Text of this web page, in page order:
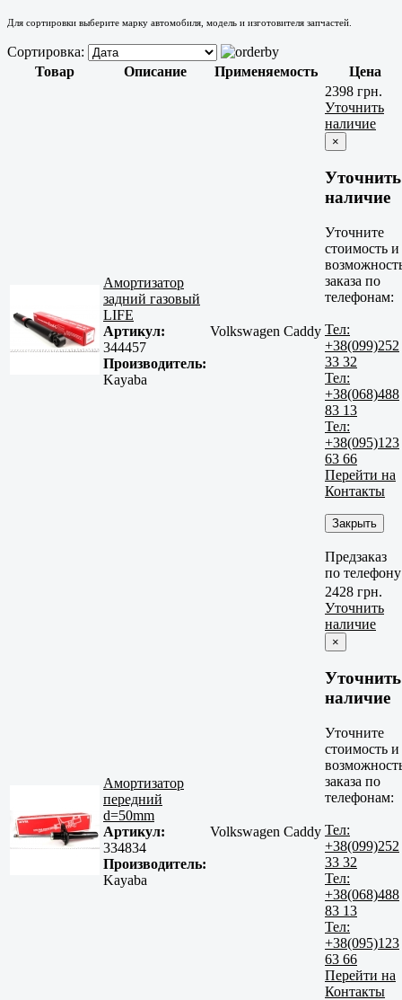
Для сортировки выберите марку автомобиля, модель и изготовителя запчастей.
Сортировка:
Товар
Описание Применяемость Цена
Амортизатор
задний газовый
LIFE
Артикул:
344457
Производитель:
Kayaba
Volkswagen Caddy
2398 грн.
Уточнить
наличие
×
Уточнить
наличие
Уточните
стоимость и
заказа по
телефонам:
Тел:
+38(099)252
33 32
Тел:
+38(068)488
83 13
Тел:
+38(095)123
63 66
Перейти на
Контакты
Закрыть
Предзаказ
по телефону
Амортизатор
передний
d=50mm
Артикул:
334834
Производитель:
Kayaba
Volkswagen Caddy
2428 грн.
Уточнить
наличие
×
Уточнить
наличие
Уточните
стоимость и
заказа по
телефонам:
Тел:
+38(099)252
33 32
Тел:
+38(068)488
83 13
Тел:
+38(095)123
63 66
Перейти на
Контакты